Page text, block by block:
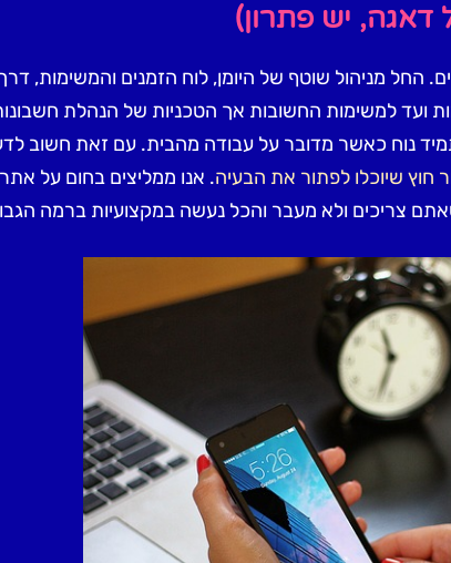
דאגה, יש פתרון)
החל מניהול שוטף של היומן, לוח הזמנים והמשימות,
ועד למשימות החשובות אך הטכניות של הנהלת
נוח כאשר מדובר על עבודה מהבית. עם זאת חשוב
חוץ שיוכלו לפתור את הבעיה. אנו ממליצים בחום על אתר
צריכים ולא מעבר והכל נעשה במקצועיות ברמה